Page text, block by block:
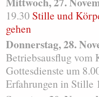
19.30 Stille und
gehen
Donnerstag, 28.
Betriebsausflug
Gottesdienste um
Erfahrungen in Stille